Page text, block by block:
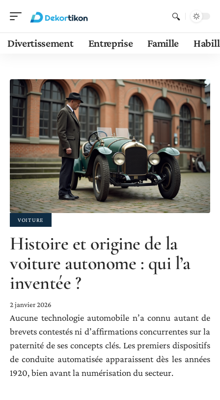
Divertissement Entreprise Famille
VOITURE
Histoire et origine de la
voiture autonome : qui l’a
inventée ?
2 janvier 2026
Aucune technologie automobile n’a connu autant de
brevets contestés ni d’affirmations concurrentes sur la
paternité de ses concepts clés. Les premiers dispositifs
de conduite automatisée apparaissent dès les années
1920, bien avant la numérisation du secteur.